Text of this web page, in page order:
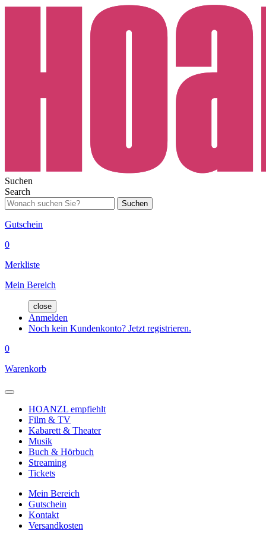
Suchen
Search
Suchen
Gutschein
0
Merkliste
Mein Bereich
close
Anmelden
Noch kein Kundenkonto? Jetzt registrieren.
0
Warenkorb
HOANZL empfiehlt
Film & TV
Kabarett & Theater
Musik
Buch & Hörbuch
Streaming
Tickets
Mein Bereich
Gutschein
Kontakt
Versandkosten